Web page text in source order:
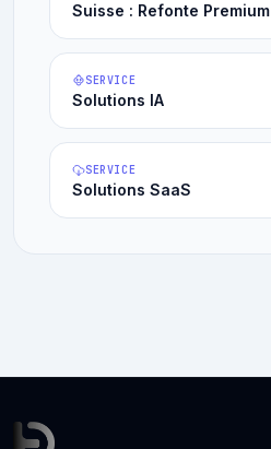
Suisse : Refonte Premium
SERVICE
Solutions IA
SERVICE
Solutions SaaS